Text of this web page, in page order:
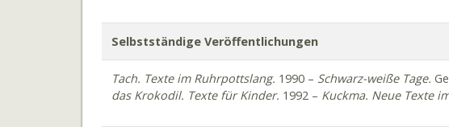
Selbstständige Veröffentlichungen
Tach. Texte im Ruhrpottslang. 1990 – Schwarz-weiße Tage.
das Krokodil. Texte für Kinder. 1992 – Kuckma. Neue Texte